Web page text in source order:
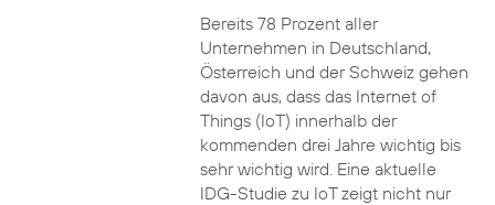
Bereits 78 Prozent aller
Unternehmen in Deutschland,
Österreich und der Schweiz gehen
davon aus, dass das Internet of
Things (IoT) innerhalb der
kommenden drei Jahre wichtig bis
sehr wichtig wird. Eine aktuelle
IDG-Studie zu IoT zeigt nicht nur